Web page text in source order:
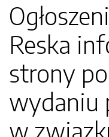
Reska
strony
wydaniu
w